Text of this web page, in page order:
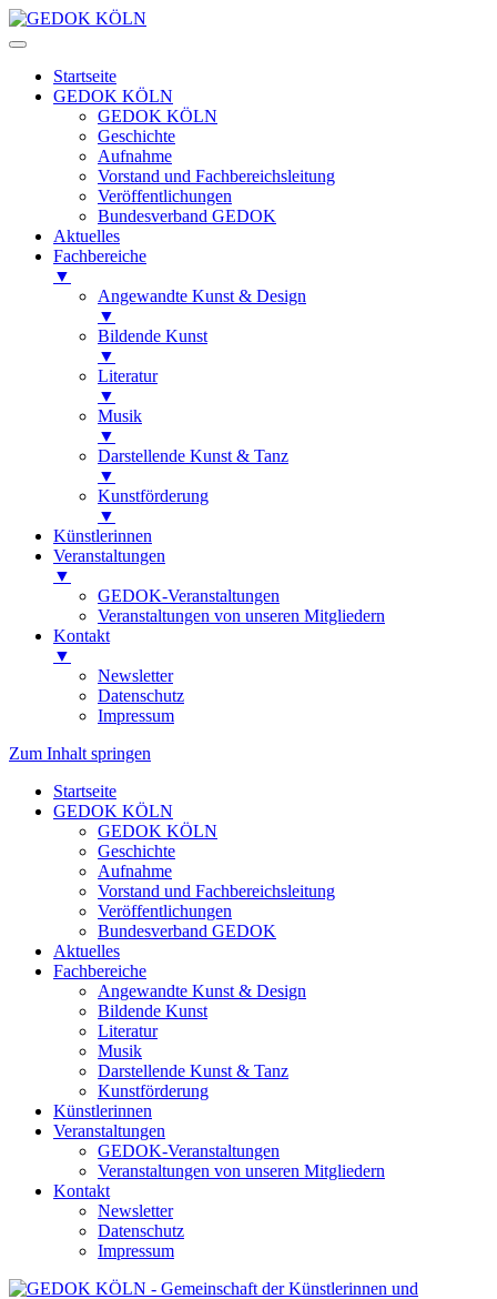
Startseite
GEDOK KÖLN
GEDOK KÖLN
Geschichte
Aufnahme
Vorstand und Fachbereichsleitung
Veröffentlichungen
Bundesverband GEDOK
Aktuelles
Fachbereiche
▼
Angewandte Kunst & Design
▼
Bildende Kunst
▼
Literatur
▼
Musik
▼
Darstellende Kunst & Tanz
▼
Kunstförderung
▼
Künstlerinnen
Veranstaltungen
▼
GEDOK-Veranstaltungen
Veranstaltungen von unseren Mitgliedern
Kontakt
▼
Newsletter
Datenschutz
Impressum
Zum Inhalt springen
Startseite
GEDOK KÖLN
GEDOK KÖLN
Geschichte
Aufnahme
Vorstand und Fachbereichsleitung
Veröffentlichungen
Bundesverband GEDOK
Aktuelles
Fachbereiche
Angewandte Kunst & Design
Bildende Kunst
Literatur
Musik
Darstellende Kunst & Tanz
Kunstförderung
Künstlerinnen
Veranstaltungen
GEDOK-Veranstaltungen
Veranstaltungen von unseren Mitgliedern
Kontakt
Newsletter
Datenschutz
Impressum